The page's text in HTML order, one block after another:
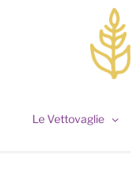
Le Vettovaglie